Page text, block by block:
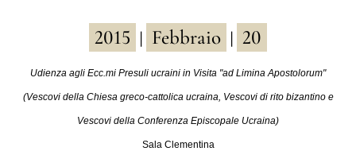
العربيّة
中文
LATINE
2015 Febbraio 20
Udienza agli Ecc.mi Presuli ucraini in Visita "ad Limina Apostolorum"
(Vescovi della Chiesa greco-cattolica ucraina, Vescovi di rito bizantino e
Vescovi della Conferenza Episcopale Ucraina)
Sala Clementina